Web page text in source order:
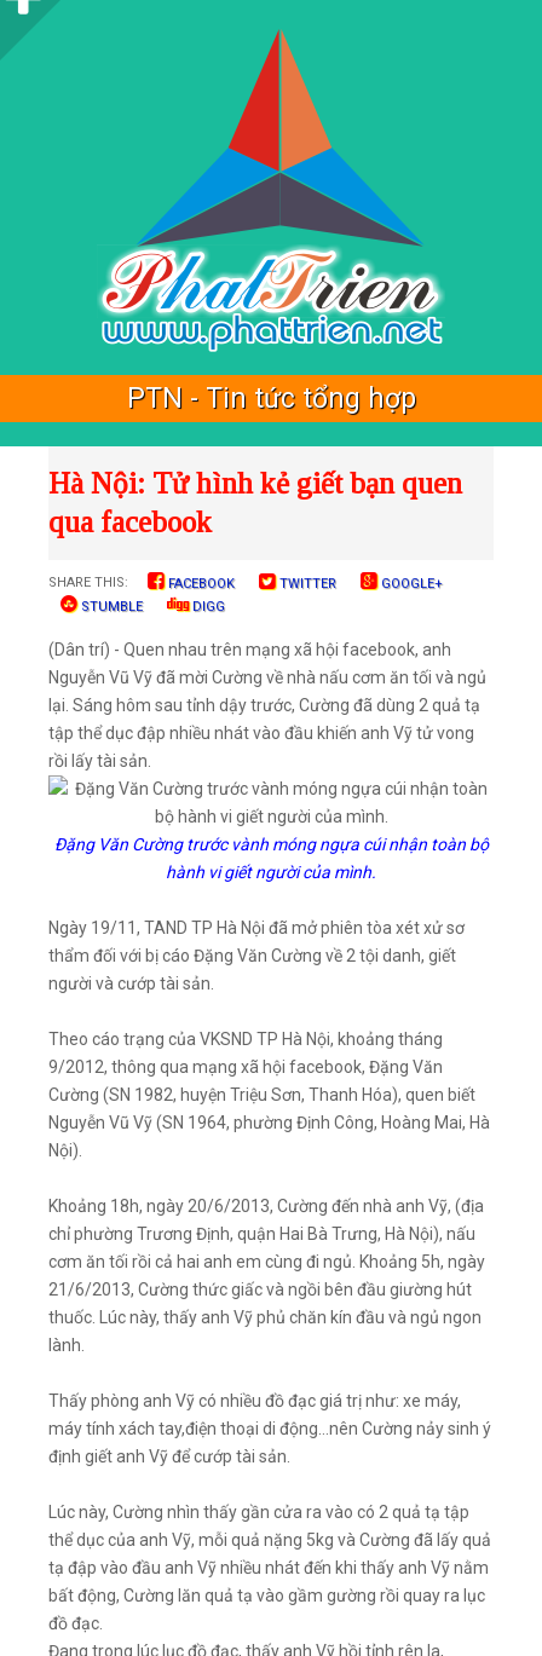
PTN - Tin tức tổng hợp
Hà Nội: Tử hình kẻ giết bạn quen
qua facebook
SHARE THIS: FACEBOOK TWITTER
GOOGLE+
STUMBLE
DIGG
(Dân trí) - Quen nhau trên mạng xã hội facebook, anh
Nguyễn Vũ Vỹ đã mời Cường về nhà nấu cơm ăn tối và ngủ
lại. Sáng hôm sau tỉnh dậy trước, Cường đã dùng 2 quả tạ
tập thể dục đập nhiều nhát vào đầu khiến anh Vỹ tử vong
rồi lấy tài sản.
Đặng Văn Cường trước vành móng ngựa cúi nhận toàn bộ
hành vi giết người của mình.
Ngày 19/11, TAND TP Hà Nội đã mở phiên tòa xét xử sơ
thẩm đối với bị cáo Đặng Văn Cường về 2 tội danh, giết
người và cướp tài sản.
Theo cáo trạng của VKSND TP Hà Nội, khoảng tháng
9/2012, thông qua mạng xã hội facebook, Đặng Văn
Cường (SN 1982, huyện Triệu Sơn, Thanh Hóa), quen biết
Nguyễn Vũ Vỹ (SN 1964, phường Định Công, Hoàng Mai, Hà
Nội).
Khoảng 18h, ngày 20/6/2013, Cường đến nhà anh Vỹ, (địa
chỉ phường Trương Định, quận Hai Bà Trưng, Hà Nội), nấu
cơm ăn tối rồi cả hai anh em cùng đi ngủ. Khoảng 5h, ngày
21/6/2013, Cường thức giấc và ngồi bên đầu giường hút
thuốc. Lúc này, thấy anh Vỹ phủ chăn kín đầu và ngủ ngon
lành.
Thấy phòng anh Vỹ có nhiều đồ đạc giá trị như: xe máy,
máy tính xách tay,điện thoại di động…nên Cường nảy sinh ý
định giết anh Vỹ để cướp tài sản.
Lúc này, Cường nhìn thấy gần cửa ra vào có 2 quả tạ tập
thể dục của anh Vỹ, mỗi quả nặng 5kg và Cường đã lấy quả
tạ đập vào đầu anh Vỹ nhiều nhát đến khi thấy anh Vỹ nằm
bất động, Cường lăn quả tạ vào gầm gường rồi quay ra lục
đồ đạc.
Đang trong lúc lục đồ đạc, thấy anh Vỹ hồi tỉnh rên la,